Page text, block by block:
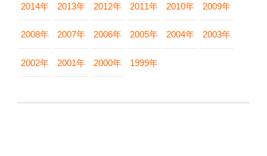
2014年 2013年 2012年 2011年 2010年 2009年
2008年 2007年 2006年 2005年 2004年 2003年
2002年 2001年 2000年 1999年